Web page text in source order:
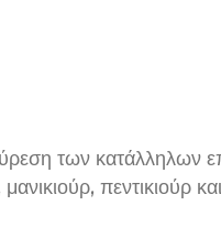
των κατάλληλων
πεντικιούρ